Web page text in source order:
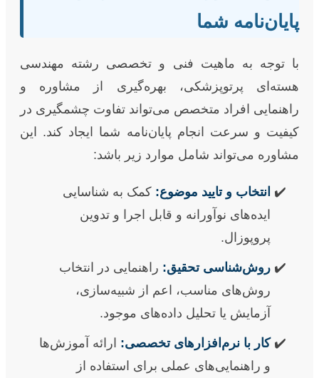
پایان‌نامه شما
با توجه به ماهیت فنی و تخصصی رشته مهندسی
هسته‌ای پرتوپزشکی، بهره‌گیری از مشاوره و
راهنمایی افراد متخصص می‌تواند تفاوت چشمگیری در
کیفیت و سرعت انجام پایان‌نامه شما ایجاد کند. این
مشاوره می‌تواند شامل موارد زیر باشد:
انتخاب و تایید موضوع: کمک به شناسایی
ایده‌های نوآورانه و قابل اجرا و تدوین
پروپوزال.
روش‌شناسی تحقیق: راهنمایی در انتخاب
روش‌های مناسب، اعم از شبیه‌سازی،
آزمایش یا تحلیل داده‌های موجود.
کار با نرم‌افزارهای تخصصی: ارائه آموزش‌ها
و راهنمایی‌های عملی برای استفاده از